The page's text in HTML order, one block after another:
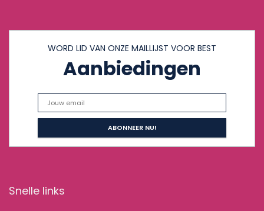
WORD LID VAN ONZE MAILLIJST VOOR BEST
Aanbiedingen
Snelle links